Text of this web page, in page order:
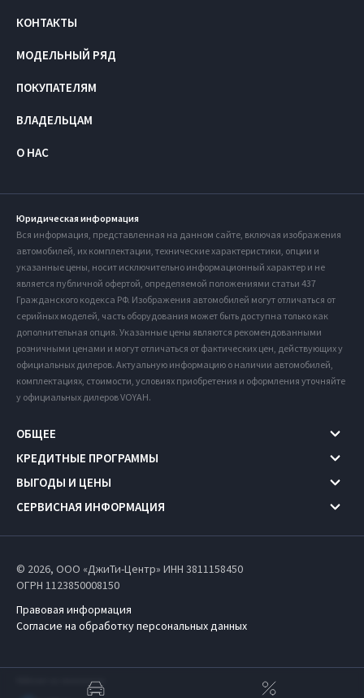
КОНТАКТЫ
МОДЕЛЬНЫЙ РЯД
ПОКУПАТЕЛЯМ
ВЛАДЕЛЬЦАМ
О НАС
Юридическая информация
Вся информация, представленная на данном сайте, включая изображения
автомобилей, их комплектации, технические характеристики, опции и
указанные цены, носит исключительно информационный характер и не
является публичной офертой, определяемой положениями статьи 437
Гражданского кодекса РФ. Изображения автомобилей могут отличаться от
серийных моделей, часть оборудования может быть доступна только как
дополнительная опция. Указанные цены являются рекомендованными
розничными ценами и могут отличаться от фактических цен, действующих у
официальных дилеров. Актуальную информацию о наличии автомобилей,
комплектациях, стоимости, условиях приобретения и оформления уточняйте
у официальных дилеров VOYAH.
ОБЩЕЕ
КРЕДИТНЫЕ ПРОГРАММЫ
ВЫГОДЫ И ЦЕНЫ
СЕРВИСНАЯ ИНФОРМАЦИЯ
© 2026, ООО «ДжиТи-Центр» ИНН 3811158450
ОГРН 1123850008150
Правовая информация
Согласие на обработку персональных данных
Работает на технологиях